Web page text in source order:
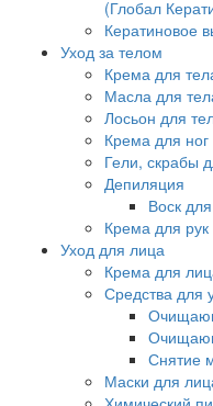
(Глобал
Кератиновое
Уход за телом
Крема для
Масла для
Лосьон для
Крема для ног
Гели, скрабы
Депиляция
Воск
Крема для рук
Уход для лица
Крема для
Средства для
Снятие
Маски для